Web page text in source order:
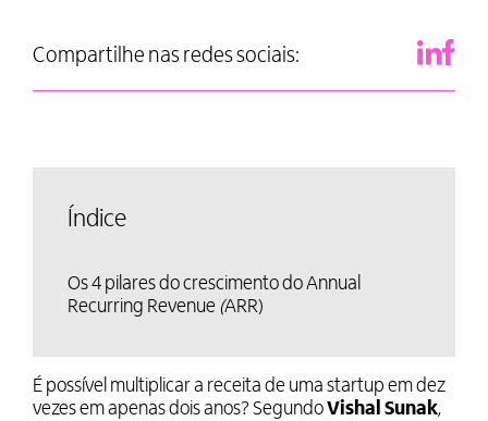
Compartilhe nas redes sociais:
Índice
Os 4 pilares do crescimento do Annual
Recurring Revenue (ARR)
É possível multiplicar a receita de uma startup em dez
vezes em apenas dois anos? SegundoVishal Sunak,